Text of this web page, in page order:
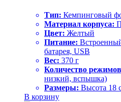
Тип: Кемпинговый
Материал корпуса:
Цвет: Желтый
Питание:
батарея, USB
Вес: 370 г
Количество
низкий, вспышка)
Размеры: Высота 18
В корзину